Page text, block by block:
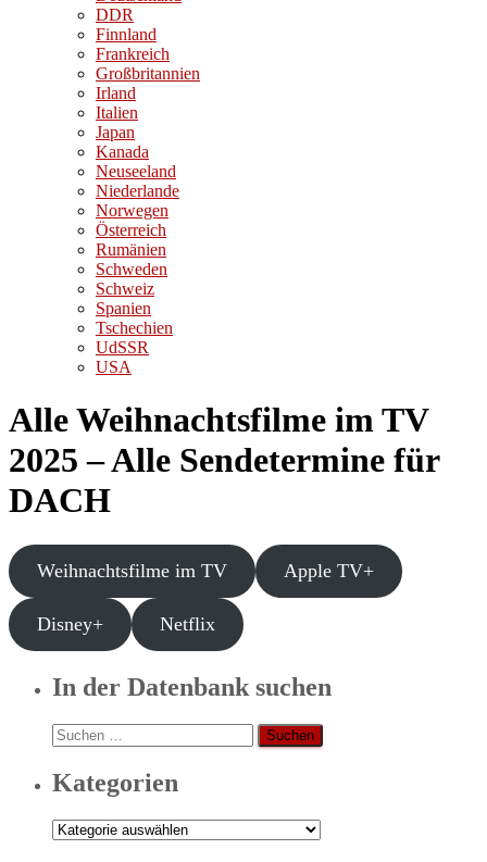
DDR
Finnland
Frankreich
Großbritannien
Irland
Italien
Japan
Kanada
Neuseeland
Niederlande
Norwegen
Österreich
Rumänien
Schweden
Schweiz
Spanien
Tschechien
UdSSR
USA
Alle Weihnachtsfilme im TV
2025 – Alle Sendetermine für
DACH
Weihnachtsfilme im TV Apple TV+
Disney+ Netflix
In der Datenbank suchen
Suchen
nach:
Kategorien
Kategorien